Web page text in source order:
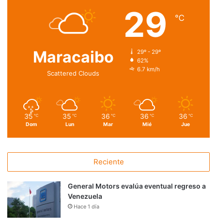
Maracaibo
Scattered Clouds
29 ℃
29º - 29º
62%
6.7 km/h
35 ℃
Dom
35 ℃
Lun
36 ℃
Mar
36 ℃
Mié
36 ℃
Jue
Reciente
General Motors evalúa eventual regreso a
Venezuela
Hace 1 día